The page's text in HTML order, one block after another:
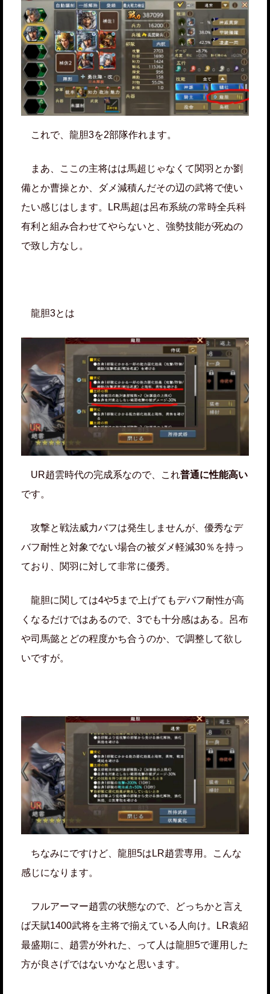
これで、龍胆3を2部隊作れます。
まあ、ここの主将はは馬超じゃなくて関羽とか劉
備とか曹操とか、ダメ減積んだその辺の武将で使い
たい感じはします。LR馬超は呂布系統の常時全兵科
有利と組み合わせてやらないと、強勢技能が死ぬの
で致し方なし。
龍胆3とは
UR趙雲時代の完成系なので、これ普通に性能高い
です。
攻撃と戦法威力バフは発生しませんが、優秀なデ
バフ耐性と対象でない場合の被ダメ軽減30％を持っ
ており、関羽に対して非常に優秀。
龍胆に関しては4や5まで上げてもデバフ耐性が高
くなるだけではあるので、3でも十分感はある。呂布
や司馬懿とどの程度かち合うのか、で調整して欲し
いですが。
ちなみにですけど、龍胆5はLR趙雲専用。こんな
感じになります。
フルアーマー趙雲の状態なので、どっちかと言え
ば天賦1400武将を主将で揃えている人向け。LR袁紹
最盛期に、趙雲が外れた、って人は龍胆5で運用した
方が良さげではないかなと思います。